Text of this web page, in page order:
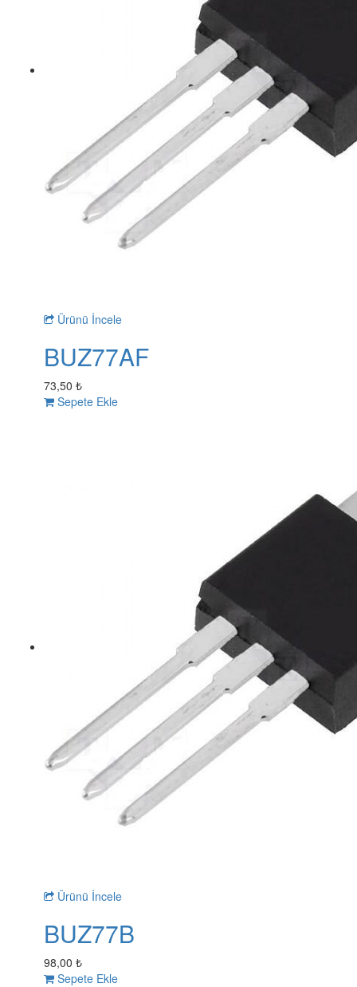
Ürünü İncele
BUZ77AF
73,50 ₺
Sepete Ekle
Ürünü İncele
BUZ77B
98,00 ₺
Sepete Ekle